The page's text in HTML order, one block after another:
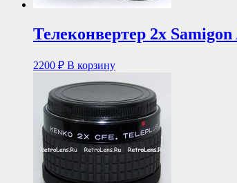
Телеконвертер 2x
2200 ₽ В корзину